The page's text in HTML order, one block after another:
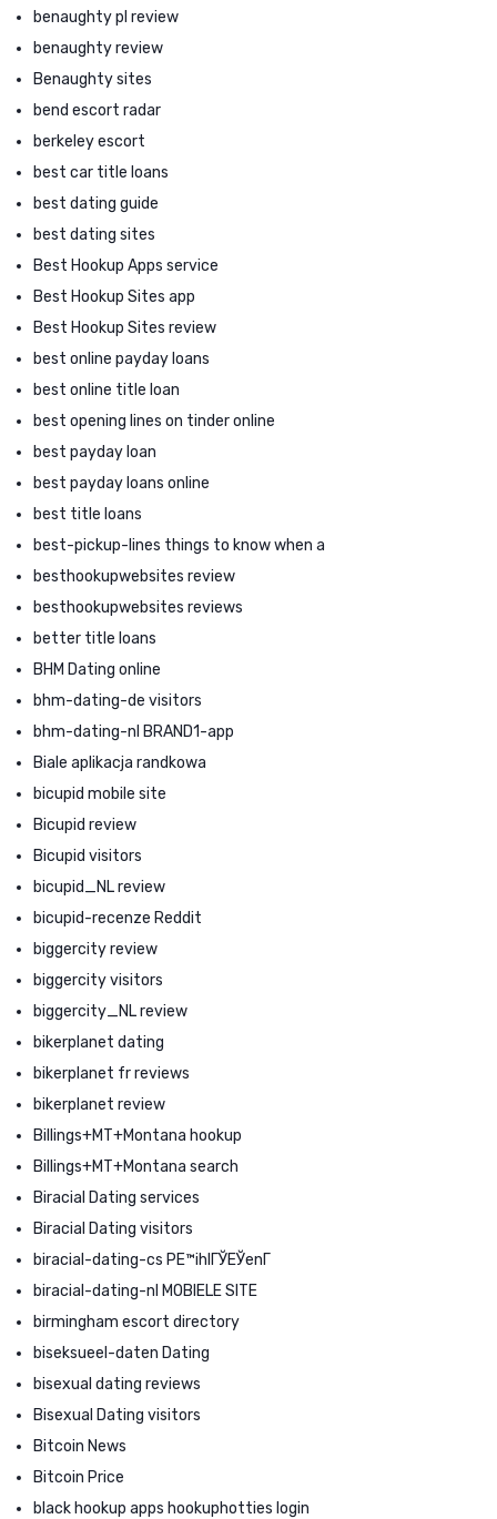
benaughty pl review
benaughty review
Benaughty sites
bend escort radar
berkeley escort
best car title loans
best dating guide
best dating sites
Best Hookup Apps service
Best Hookup Sites app
Best Hookup Sites review
best online payday loans
best online title loan
best opening lines on tinder online
best payday loan
best payday loans online
best title loans
best-pickup-lines things to know when a
besthookupwebsites review
besthookupwebsites reviews
better title loans
BHM Dating online
bhm-dating-de visitors
bhm-dating-nl BRAND1-app
Biale aplikacja randkowa
bicupid mobile site
Bicupid review
Bicupid visitors
bicupid_NL review
bicupid-recenze Reddit
biggercity review
biggercity visitors
biggercity_NL review
bikerplanet dating
bikerplanet fr reviews
bikerplanet review
Billings+MT+Montana hookup
Billings+MT+Montana search
Biracial Dating services
Biracial Dating visitors
biracial-dating-cs PЕ™ihlГЎЕЎenГ­
biracial-dating-nl MOBIELE SITE
birmingham escort directory
biseksueel-daten Dating
bisexual dating reviews
Bisexual Dating visitors
Bitcoin News
Bitcoin Price
black hookup apps hookuphotties login